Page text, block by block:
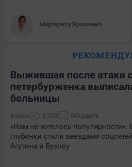
Маргарита Ярошенко
Выжившая после атаки
петербурженка
больницы
4 часа 2 333 Обсудить
«Нам не хотелось популярности».
глубинки стали звездами
Агутина и Бузову